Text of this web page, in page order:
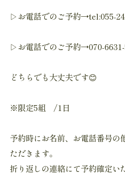
▷お電話でのご予約→tel:055-
▷お電話でのご予約→070-
どちらでも大丈夫です😊
※限定5組 /1日
予約時にお名前、お電話番号の
ただきます。
折り返しの連絡にて予約確定い